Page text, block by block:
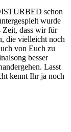
schon
wurde
Zeit, dass wir für
die vielleicht noch
von Euch zu
besser
Lasst
kennt Ihr ja noch